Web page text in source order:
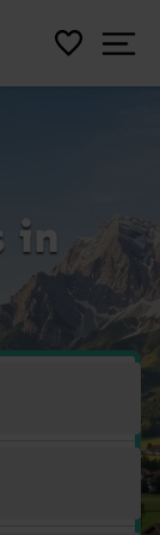
in